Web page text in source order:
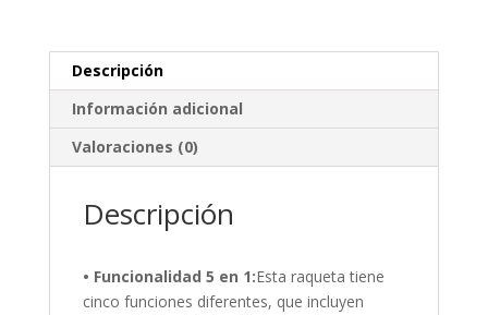
Descripción
Información adicional
Valoraciones (0)
Descripción
• Funcionalidad 5 en 1:Esta raqueta tiene
cinco funciones diferentes, que incluyen